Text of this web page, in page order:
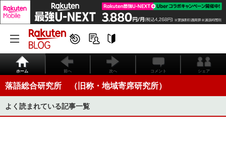
ホーム 前へ 次へ コメント シェア
落語総合研究所 （旧称・地域寄席研究所）
よく読まれている記事一覧